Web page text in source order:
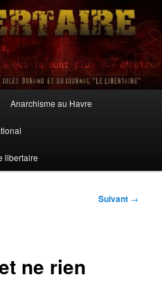
Anarchisme au Havre
libertaire
Suivant →
ne rien